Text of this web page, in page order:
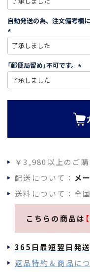
必
須
)
自動発送の為、注文備考欄
必
須
)
「郵便局留め」不可です。
必
￥3,980以上のご
配送について： メ
送料について：全
こちらの商品は
365日最短翌日発
返品特約＆商品に